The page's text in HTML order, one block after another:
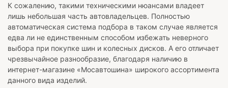
К сожалению, такими техническими нюансами владеет
лишь небольшая часть автовладельцев. Полностью
автоматическая система подбора в таком случае является
едва ли не единственным способом избежать неверного
выбора при покупке шин и колесных дисков. А его отличает
чрезвычайное разнообразие, благодаря наличию в
интернет-магазине «Мосавтошина» широкого ассортимента
данного вида изделий.